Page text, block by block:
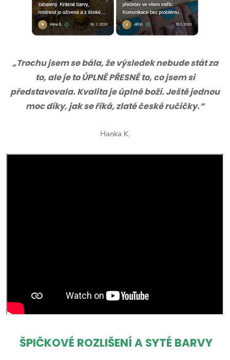
„Trochu jsem se bála, že výsledek nebude stát za
to, ale je to ÚPLNĚ PŘESNĚ to, co jsem si
představovala. Kvalita je úplně boží. Ještě jednou
moc díky, jak se říká, zlaté české ručičky.“
Hanka K.
ŠPIČKOVÉ ROZLIŠENÍ A SYTÉ BARVY